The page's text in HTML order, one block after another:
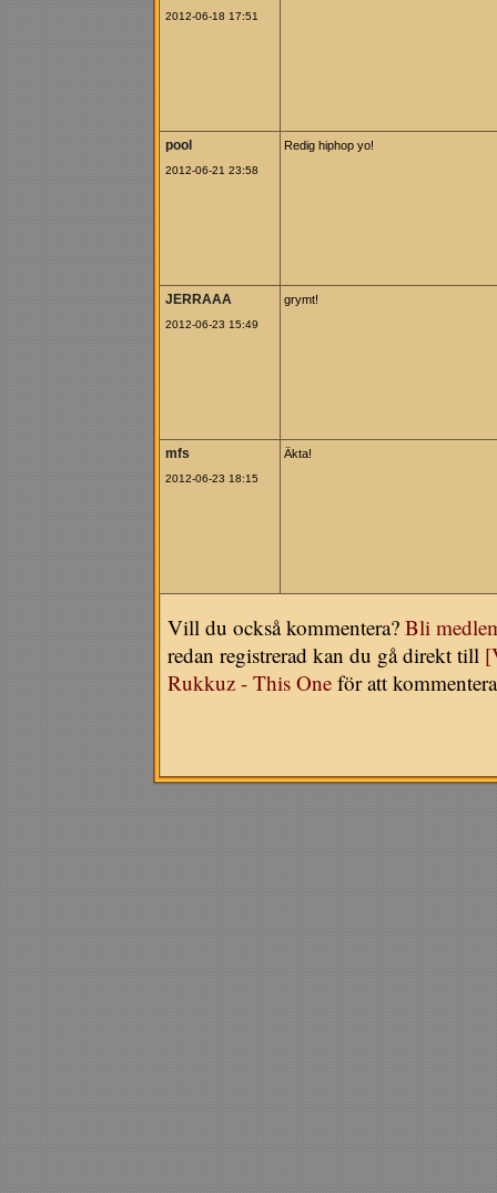
2012-06-18 17:51
pool
2012-06-21 23:58
Redig hiphop yo!
JERRAAA
2012-06-23 15:49
grymt!
mfs
2012-06-23 18:15
Äkta!
Vill du också kommentera? Bli
redan registrerad kan du gå direkt till
Rukkuz - This One för att